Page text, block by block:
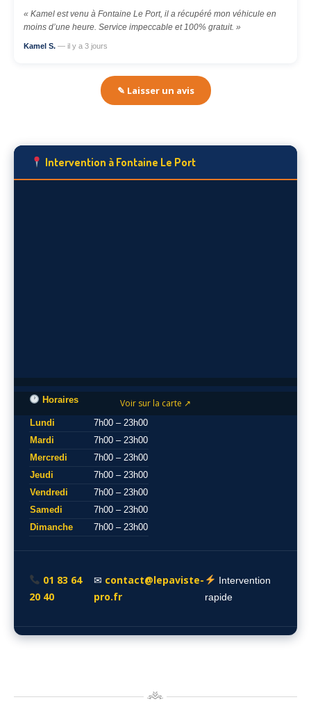
« Kamel est venu à Fontaine Le Port, il a récupéré mon véhicule en
moins d’une heure. Service impeccable et 100% gratuit. »
Kamel S. — il y a 3 jours
✎ Laisser un avis
Intervention à Fontaine Le Port
Voir sur la carte ↗
Horaires
Lundi
7h00 – 23h00
Mardi
7h00 – 23h00
Mercredi
7h00 – 23h00
Jeudi
7h00 – 23h00
Vendredi
7h00 – 23h00
Samedi
7h00 – 23h00
Dimanche
7h00 – 23h00
01 83 64
20 40
✉ contact@lepaviste-
pro.fr
Intervention
rapide